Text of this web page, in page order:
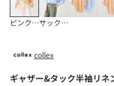
ピンクベージュサックスブルー
collex
ギャザー&タック半袖リネ